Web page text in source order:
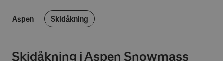
Aspen Skidåkning
Skidåkning i Aspen Snowmass